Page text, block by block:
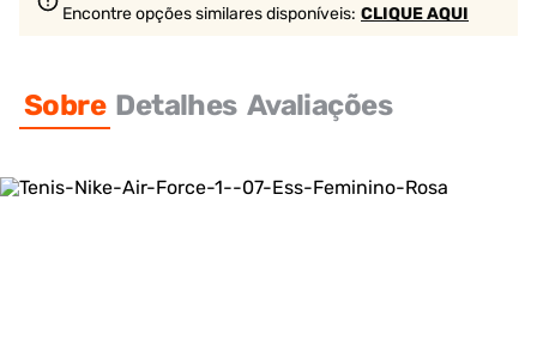
Encontre opções similaresdisponíveis: CLIQUE AQUI
Sobre Detalhes Avaliações